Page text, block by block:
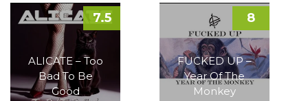
ALICATE – Too
Bad To Be
Good
7.5
FUCKED UP –
Year Of The
Monkey
8